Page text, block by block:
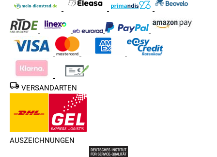
VERSANDARTEN
AUSZEICHNUNGEN